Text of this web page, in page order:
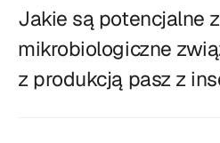
Jakie są potencjalne
mikrobiologiczne
z produkcją pasz z